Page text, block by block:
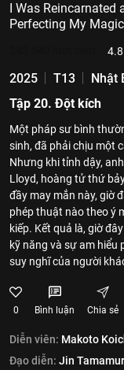
I Was Reincarnated
Perfecting My
4.8
2025 T13 Nhật
Tập 20. Đột kích
Một pháp sư bình
sinh, đã phải chịu một
Nhưng khi tỉnh dậy,
Lloyd, hoàng tử thứ
đầy may mắn này, giờ
phép thuật nào theo ý
kiếp. Kết quả là, giờ
kỹ năng và sự am hiểu
suy nghĩ của người
0 Bình luận Chia sẻ
Diễn viên: Makoto
Đạo diễn: Jin